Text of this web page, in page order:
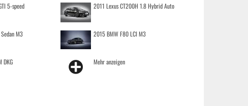
5-speed 2011 Lexus CT200H 1.8 Hybrid Auto
M3 2015 BMW F80 LCI M3
DKG Mehr anzeigen